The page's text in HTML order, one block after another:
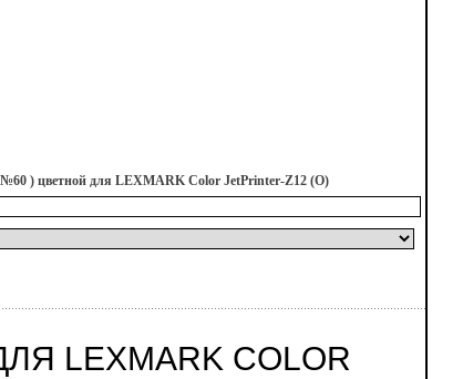
) цветной для LEXMARK Color JetPrinter-Z12 (O)
LEXMARK COLOR